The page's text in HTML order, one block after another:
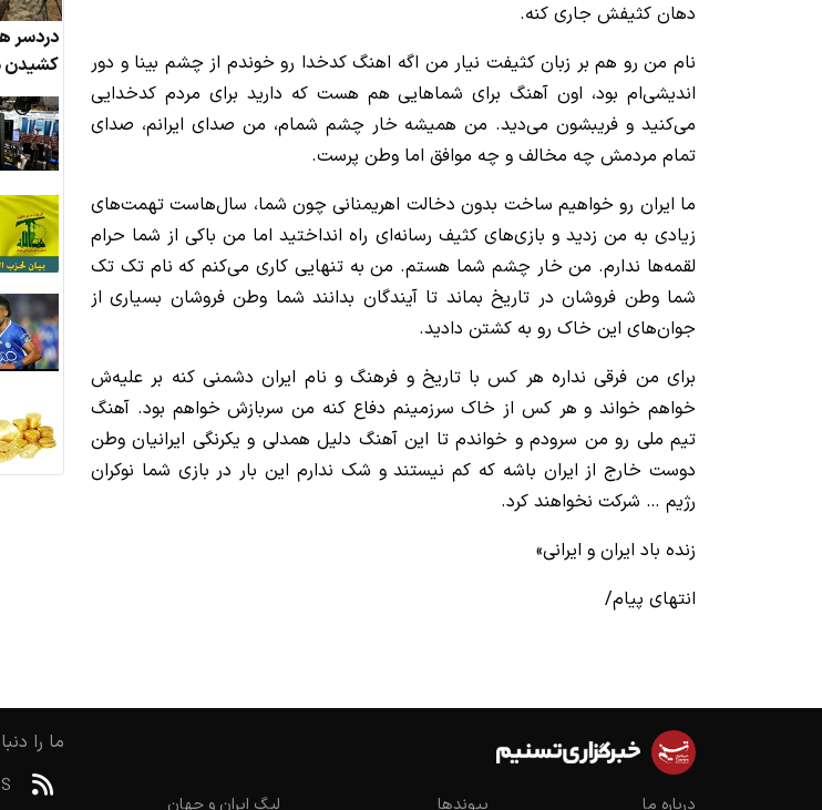
دهان کثیفش جاری کنه.
نام من رو هم بر زبان کثیفت نیار من اگه اهنگ کدخدا رو خوندم از چشم بینا و‌ دور
اندیشی‌ام بود، اون آهنگ برای شماهایی هم هست که دارید برای مردم کدخدایی
می‌کنید و فریبشون می‌دید. من همیشه خار چشم شمام، من صدای ایرانم، صدای
تمام مردمش چه مخالف و چه موافق اما وطن پرست.
ما ایران رو خواهیم ساخت بدون دخالت اهریمنانی چون شما، سال‌هاست تهمت‌های
زیادی به من زدید و بازی‌های کثیف رسانه‌ای راه انداختید اما من باکی از شما حرام
لقمه‌ها ندارم. من خار چشم شما هستم. من به تنهایی کاری می‌کنم که نام تک تک
شما وطن فروشان در تاریخ بماند تا آیندگان بدانند شما وطن فروشان بسیاری از
جوان‌های این خاک رو به کشتن دادید.
برای من فرقی نداره هر کس با تاریخ و فرهنگ و نام ایران دشمنی کنه بر علیه‌ش
خواهم خواند و هر کس از خاک سرزمینم دفاع کنه من سربازش خواهم بود. آهنگ
تیم ملی رو من سرودم و خواندم تا این آهنگ دلیل همدلی و یکرنگی ایرانیان وطن
دوست خارج از ایران باشه که کم نیستند و شک ندارم این بار در بازی شما نوکران
رژیم … شرکت نخواهند کرد.
زنده باد ایران و ایرانی»
انتهای پیام/
دردسر
کشیدن
درباره ما پیوندها لیگ ایران و جهان
ما را